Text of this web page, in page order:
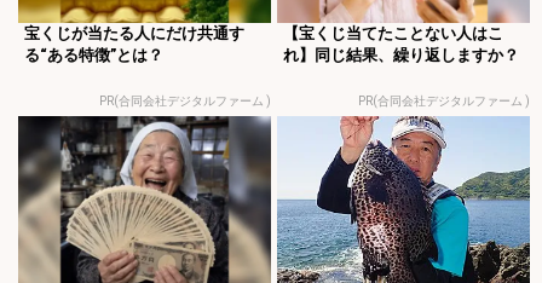
宝くじが当たる人にだけ共通す
る“ある特徴”とは？
PR(合同会社デジタルファーム )
【宝くじ当てたことない人はこ
れ】同じ結果、繰り返しますか？
PR(合同会社デジタルファーム )